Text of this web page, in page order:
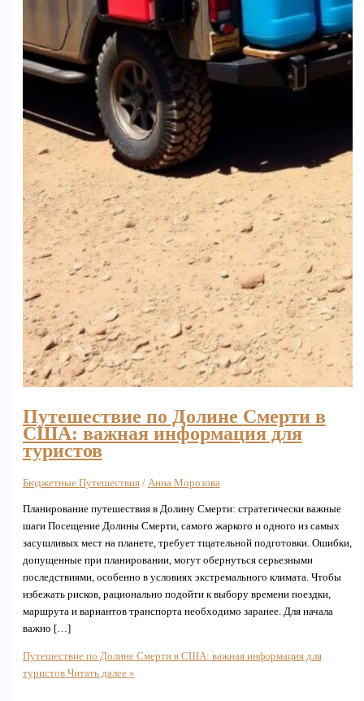
Путешествие по Долине Смерти в
США: важная информация для
туристов
Бюджетные Путешествия/ Анна Морозова
Планирование путешествия в Долину Смерти: стратегически важные
шаги Посещение Долины Смерти, самого жаркого и одного из самых
засушливых мест на планете, требует тщательной подготовки. Ошибки,
допущенные при планировании, могут обернуться серьезными
последствиями, особенно в условиях экстремального климата. Чтобы
избежать рисков, рационально подойти к выбору времени поездки,
маршрута и вариантов транспорта необходимо заранее. Для начала
важно […]
Путешествие по Долине Смерти в США: важная информация для
туристовЧитать далее »